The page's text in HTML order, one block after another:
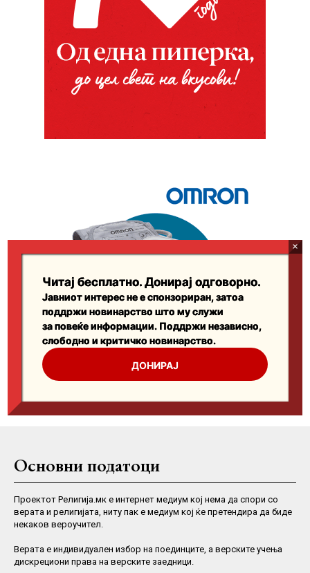
Основни податоци
Проектот Религија.мк е интернет медиум кој нема да спори со
верата и религијата, ниту пак е медиум кој ќе претендира да биде
некаков вероучител.
Верaта е индивидуален избор на поединците, а верските учења
дискрециони права на верските заедници.